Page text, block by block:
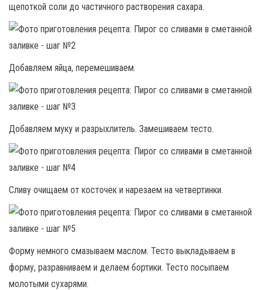
щепоткой соли до частичного растворения сахара.
Добавляем яйца, перемешиваем.
Добавляем муку и разрыхлитель. Замешиваем тесто.
Сливу очищаем от косточек и нарезаем на четвертинки.
Форму немного смазываем маслом. Тесто выкладываем в
форму, разравниваем и делаем бортики. Тесто посыпаем
молотыми сухарями.